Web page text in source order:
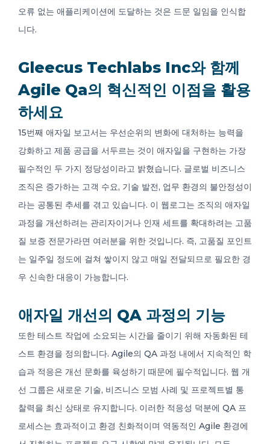
오류 없는 애플리케이션에 도달하는 것은 드문 일임을 인식합
니다.
Gleecus Techlabs Inc와 함께
Agile Qa의 혁신적인 이점을 활용
하세요
15번째 애자일 보고서는 우선순위의 변화에 ​​대처하는 능력을
강화하고 제품 공급을 서두르는 것이 애자일을 구현하는 가장
필수적인 두 가지 정당성이라고 밝혔습니다. 글로벌 비즈니스
조직은 증가하는 고객 수요, 기술 발전, 업무 환경의 불안정성이
라는 공통된 추세를 겪고 있습니다. 이 웹로그는 조직의 애자일
과정을 개선하려는 관리자이거나 인재 세트를 확대하려는 고품
질 보증 전문가라면 여러분을 위한 것입니다. 즉, 고품질 포인트
는 일주일 정도에 걸쳐 쌓이지 않고 매일 전달되므로 필요한 경
우 신속한 대응이 가능합니다.
애자일 개선의 QA 과정의 기능
또한 테스트 작업에 소요되는 시간을 줄이기 위해 자동화된 테
스트 환경을 정의합니다. Agile의 QA 과정 내에서 지속적인 학
습과 적응은 개선 문화를 육성하기 때문에 필수적입니다. 웹 개
선 그룹은 새로운 기술, 비즈니스 모범 사례 및 프로젝트별 통
찰력을 최신 상태로 유지합니다. 이러한 적응성 덕분에 QA 프
로세스는 효과적이고 환경 친화적이며 역동적인 Agile 환경에